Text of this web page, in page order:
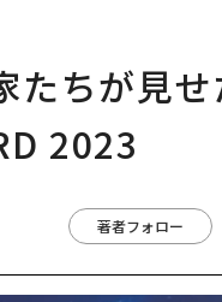
ちが見せ
2023
著者フォロー